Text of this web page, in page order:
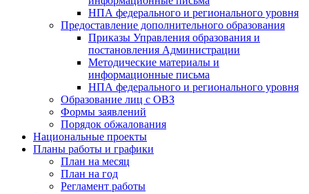
НПА федерального и регионального уровня
Предоставление дополнительного образования
Приказы Управления образования и
постановления Администрации
Методические материалы и
информационные письма
НПА федерального и регионального уровня
Образование лиц с ОВЗ
Формы заявлений
Порядок обжалования
Национальные проекты
Планы работы и графики
План на месяц
План на год
Регламент работы